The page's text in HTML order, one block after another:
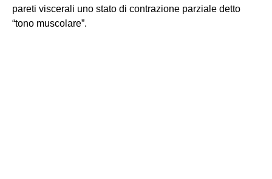
pareti viscerali uno stato di contrazione parziale detto
“tono muscolare”.